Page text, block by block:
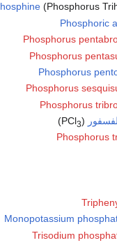
(Phosphorus
Phosphoric
Phosphorus
Phosphorus
Phosphorus
Phosphorus
Phosphorus
(PCl
3
)
Phosphorus
Monopotassium
Trisodium